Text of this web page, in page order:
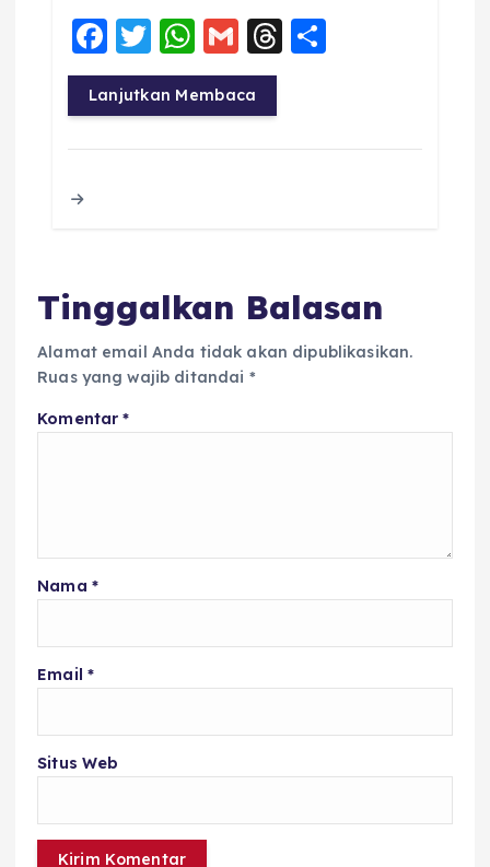
F
a
c
e
T
w
it
te
W
h
a
ts
G
m
ai
l
T
a re
Lanjutkan Membaca
Tinggalkan Balasan
Alamat email Anda tidak akan dipublikasikan.
Ruas yang wajib ditandai *
Komentar*
Nama *
Email *
Situs Web